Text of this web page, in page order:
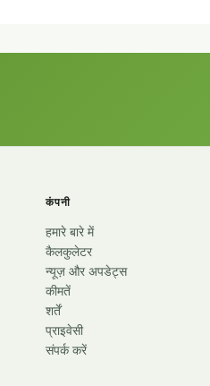
कंपनी
हमारे बारे में
कैलकुलेटर
न्यूज़ और अपडेट्स
कीमतें
शर्तें
प्राइवेसी
संपर्क करें